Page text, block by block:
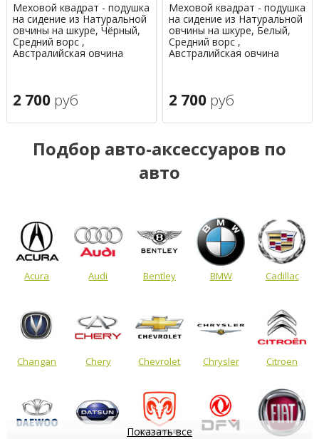
Меховой квадрат - подушка
на сидение из Натуральной
овчины на шкуре, Чёрный,
Средний ворс ,
Австралийская овчина
2 700 руб
Меховой квадрат - подушка
на сидение из Натуральной
овчины на шкуре, Белый,
Средний ворс ,
Австралийская овчина
2 700 руб
Подбор авто-аксессуаров по
авто
Acura Audi Bentley BMW Cadillac
Changan Chery Chevrolet Chrysler Citroen
Показать все